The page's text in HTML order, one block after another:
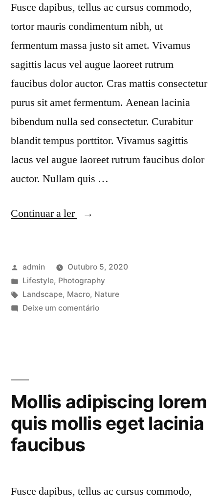
Fusce dapibus, tellus ac cursus commodo,
tortor mauris condimentum nibh, ut
fermentum massa justo sit amet. Vivamus
sagittis lacus vel augue laoreet rutrum
faucibus dolor auctor. Cras mattis consectetur
purus sit amet fermentum. Aenean lacinia
bibendum nulla sed consectetur. Curabitur
blandit tempus porttitor. Vivamus sagittis
lacus vel augue laoreet rutrum faucibus dolor
auctor. Nullam quis …
Continuar a ler
“Ultricies
elit
pharetra
augue
Publicado
por
admin
Outubro 5, 2020
Publicado
em
Lifestyle, Photography
Etiquetas:
Landscape, Macro, Nature
Deixe um comentárioem
faucibus
Mollis adipiscing lorem
quis mollis eget lacinia
faucibus
Fusce dapibus, tellus ac cursus commodo,